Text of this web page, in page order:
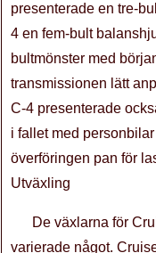
presenterade en tre-
4 en fem-bult
bultmönster med
transmissionen lätt
C-4 presenterade
i fallet med
överföringen pan för
Utväxling
De växlarna för
varierade något.